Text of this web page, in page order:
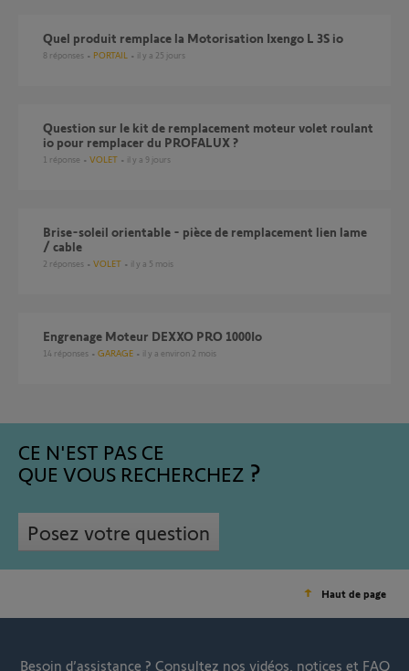
Quel produit remplace la Motorisation Ixengo L 3S io
8 réponses PORTAIL il y a 25 jours
Question sur le kit de remplacement moteur volet roulant
io pour remplacer du PROFALUX ?
1 réponse VOLET il y a 9 jours
Brise-soleil orientable - pièce de remplacement lien lame
/ cable
2 réponses VOLET il y a 5 mois
Engrenage Moteur DEXXO PRO 1000Io
14 réponses GARAGE il y a environ 2 mois
CE N'EST PAS CE
QUE VOUS RECHERCHEZ
Posez votre question
Haut de page
Besoin d’assistance ? Consultez nos vidéos, notices et FAQ